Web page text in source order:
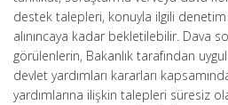
destek talepleri, konuyla ilgili denetim
alınıncaya kadar bekletilebilir. Dava
görülenlerin, Bakanlık tarafından
devlet yardımları kararları
yardımlarına ilişkin talepleri süresiz